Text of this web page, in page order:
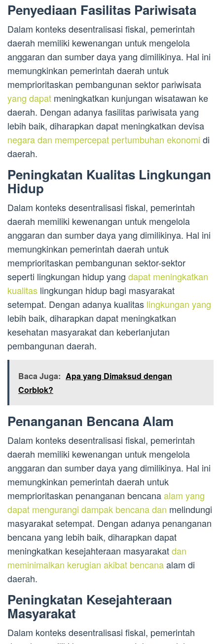
Penyediaan Fasilitas Pariwisata
Dalam konteks desentralisasi fiskal, pemerintah
daerah memiliki kewenangan untuk mengelola
anggaran dan sumber daya yang dimilikinya. Hal ini
memungkinkan pemerintah daerah untuk
memprioritaskan pembangunan sektor pariwisata
yang dapat meningkatkan kunjungan wisatawan ke
daerah. Dengan adanya fasilitas pariwisata yang
lebih baik, diharapkan dapat meningkatkan devisa
negara dan mempercepat pertumbuhan ekonomi di
daerah.
Peningkatan Kualitas Lingkungan
Hidup
Dalam konteks desentralisasi fiskal, pemerintah
daerah memiliki kewenangan untuk mengelola
anggaran dan sumber daya yang dimilikinya. Hal ini
memungkinkan pemerintah daerah untuk
memprioritaskan pembangunan sektor-sektor
seperti lingkungan hidup yang dapat meningkatkan
kualitas lingkungan hidup bagi masyarakat
setempat. Dengan adanya kualitas lingkungan yang
lebih baik, diharapkan dapat meningkatkan
kesehatan masyarakat dan keberlanjutan
pembangunan daerah.
Baca Juga: Apa yang Dimaksud dengan
Corblok?
Penanganan Bencana Alam
Dalam konteks desentralisasi fiskal, pemerintah
daerah memiliki kewenangan untuk mengelola
anggaran dan sumber daya yang dimilikinya. Hal ini
memungkinkan pemerintah daerah untuk
memprioritaskan penanganan bencanaalam yang
dapat mengurangi dampak bencana dan melindungi
masyarakat setempat. Dengan adanya penanganan
bencana yang lebih baik, diharapkan dapat
meningkatkan kesejahteraan masyarakatdan
meminimalkan kerugian akibat bencanaalam di
daerah.
Peningkatan Kesejahteraan
Masyarakat
Dalam konteks desentralisasi fiskal, pemerintah